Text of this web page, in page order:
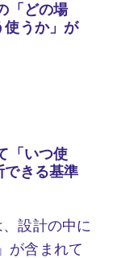
「どの場
使うか」が
「いつ使
できる基準
設計の中に
が含まれて